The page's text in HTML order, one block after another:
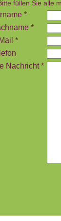
füllen Sie alle
*
*
*
Nachricht *